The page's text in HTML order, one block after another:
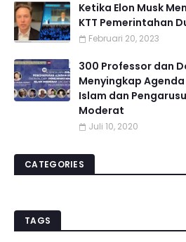
Ketika Elon Musk
KTT Pemerintahan
Februari 20, 2023
300 Professor dan
Menyingkap
Islam dan
Moderat
Juli 10, 2020
CATEGORIES
TAGS